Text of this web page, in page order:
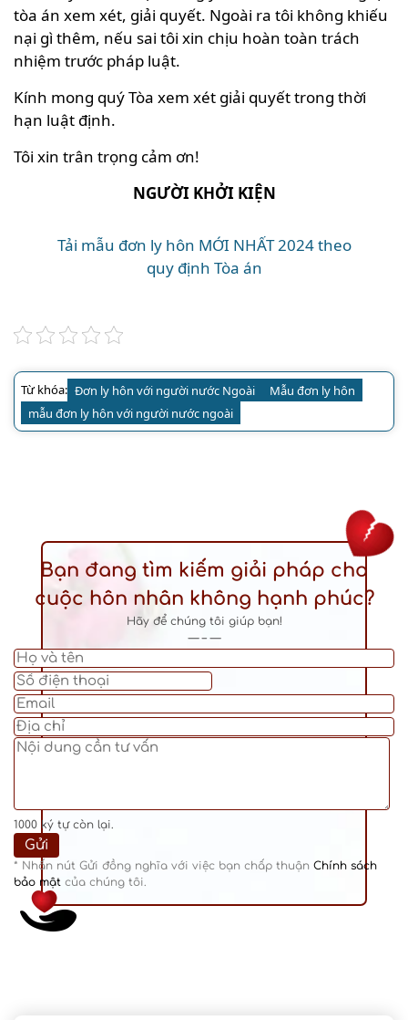
tòa án xem xét, giải quyết. Ngoài ra tôi không khiếu
nại gì thêm, nếu sai tôi xin chịu hoàn toàn trách
nhiệm trước pháp luật.
Kính mong quý Tòa xem xét giải quyết trong thời
hạn luật định.
Tôi xin trân trọng cảm ơn!
NGƯỜI KHỞI KIỆN
Tải mẫu đơn ly hôn MỚI NHẤT 2024 theo
quy định Tòa án
Từ khóa: Đơn ly hôn với người nước Ngoài
Mẫu đơn ly hôn
mẫu đơn ly hôn với người nước ngoài
Bạn đang tìm kiếm giải pháp cho
cuộc hôn nhân không hạnh phúc?
Hãy để chúng tôi giúp bạn!
— – —
1000 ký tự còn lại.
* Nhấn nút Gửi đồng nghĩa với việc bạn chấp thuận Chính sách
bảo mật của chúng tôi.